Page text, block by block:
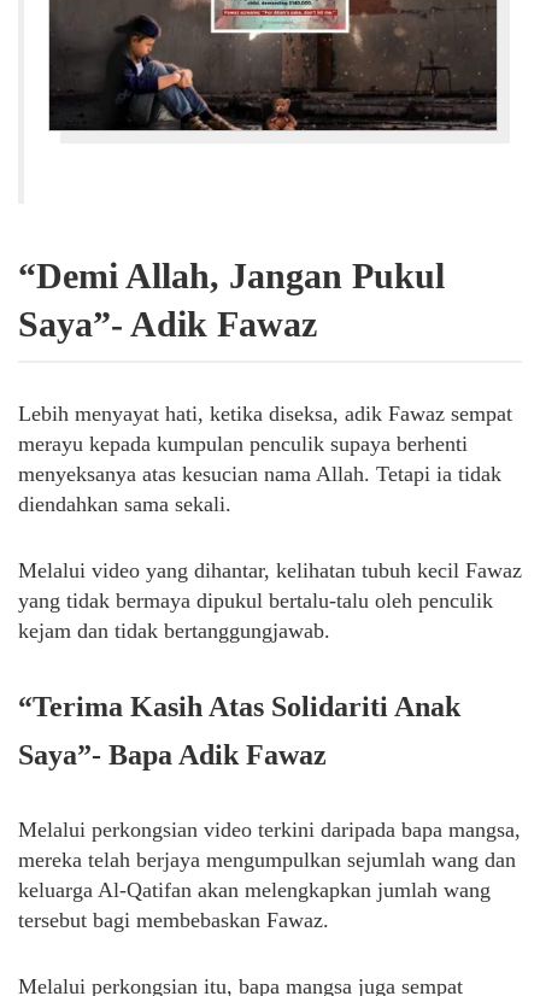
“Demi Allah, Jangan Pukul
Saya”- Adik Fawaz
Lebih menyayat hati, ketika diseksa, adik Fawaz sempat
merayu kepada kumpulan penculik supaya berhenti
menyeksanya atas kesucian nama Allah. Tetapi ia tidak
diendahkan sama sekali.
Melalui video yang dihantar, kelihatan tubuh kecil Fawaz
yang tidak bermaya dipukul bertalu-talu oleh penculik
kejam dan tidak bertanggungjawab.
“Terima Kasih Atas Solidariti Anak
Saya”- Bapa Adik Fawaz
Melalui perkongsian video terkini daripada bapa mangsa,
mereka telah berjaya mengumpulkan sejumlah wang dan
keluarga Al-Qatifan akan melengkapkan jumlah wang
tersebut bagi membebaskan Fawaz.
Melalui perkongsian itu, bapa mangsa juga sempat